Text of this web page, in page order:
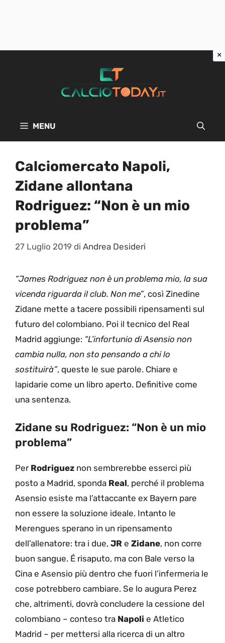
MENU
Calciomercato Napoli,
Zidane allontana
Rodriguez: “Non è un mio
problema”
27 Luglio 2019 di Andrea Desideri
“James Rodriguez non è un problema mio, la sua
vicenda riguarda il club. Non me”, così Zinedine
Zidane mette a tacere possibili ripensamenti sul
futuro del colombiano. Poi il tecnico del Real
Madrid aggiunge: “L’infortunio di Asensio non
cambia nulla, non sto pensando a chi lo
sostituirà”, queste le sue parole. Chiare e
lapidarie come un libro aperto. Definitive come
una sentenza.
Zidane su Rodriguez: “Non è un mio
problema”
Per Rodriguez non sembrerebbe esserci più
posto a Madrid, sponda Real, perché il problema
Asensio esiste ma l’attaccante ex Bayern pare
non essere la soluzione ideale. Intanto le
Merengues sperano in un ripensamento
dell’allenatore: tra i due, JR e Zidane, non corre
buon sangue. É risaputo, ma con Bale verso la
Cina e Asensio più dentro che fuori l’infermeria le
cose potrebbero cambiare. Se lo augura Perez
che, altrimenti, dovrà concludere la cessione del
colombiano – conteso tra Napoli e Atletico
Madrid – per mettersi alla ricerca di un altro